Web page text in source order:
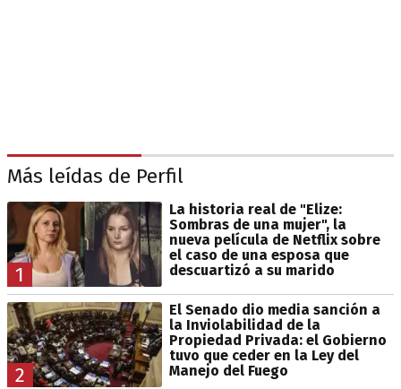
Más leídas de Perfil
1
La historia real de "Elize:
Sombras de una mujer", la
nueva película de Netflix sobre
el caso de una esposa que
descuartizó a su marido
2
El Senado dio media sanción a
la Inviolabilidad de la
Propiedad Privada: el Gobierno
tuvo que ceder en la Ley del
Manejo del Fuego